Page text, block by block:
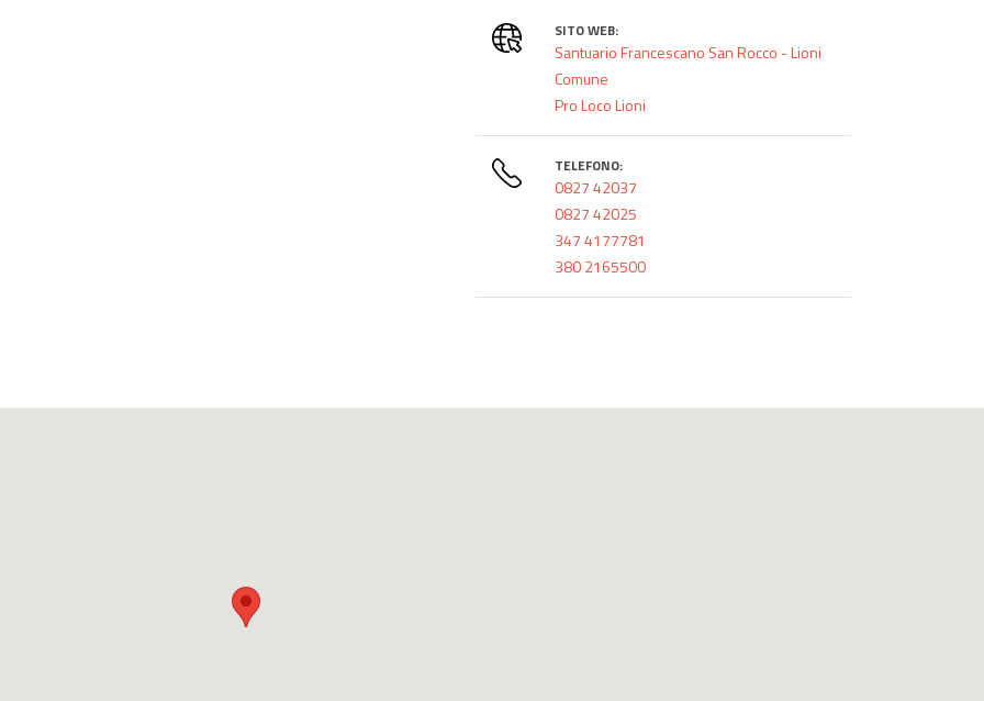
SITO WEB:
Santuario Francescano San Rocco - Lioni
Comune
Pro Loco Lioni
TELEFONO:
0827 42037
0827 42025
347 4177781
380 2165500